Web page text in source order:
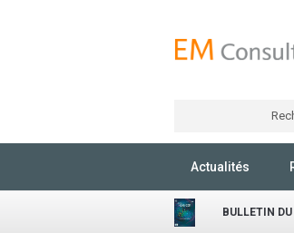
Actualités
BULLETIN